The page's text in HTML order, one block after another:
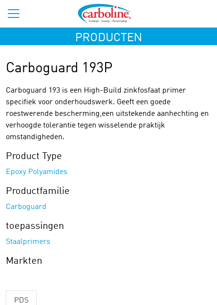
PRODUCTEN
Carboguard 193P
Carboguard 193 is een High-Build zinkfosfaat primer
specifiek voor onderhoudswerk. Geeft een goede
roestwerende bescherming,een uitstekende aanhechting en
verhoogde tolerantie tegen wisselende praktijk
omstandigheden.
Product Type
Epoxy Polyamides
Productfamilie
Carboguard
toepassingen
Staalprimers
Markten
PDS